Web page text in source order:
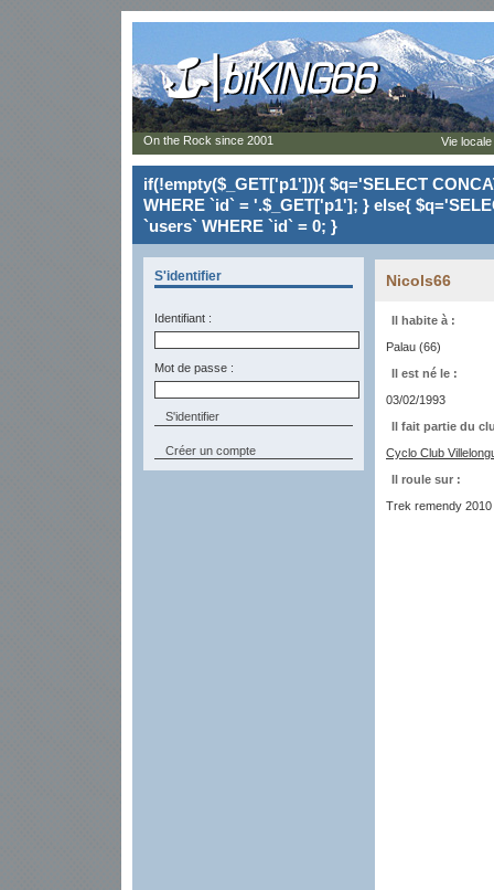
if(!empty($_GET['p1'])){ $q='SELECT
WHERE `id` = '.$_GET['p1']; } else{
`users` WHERE `id` = 0; }
S'identifier
Identifiant :
Mot de passe :
Créer un compte
Nicols66
Il habite à :
Palau (66)
Il est né le :
03/02/1993
Il fait partie du
Cyclo Club
Il roule sur :
Trek remendy 2010
On the Rock since 2001 Vie